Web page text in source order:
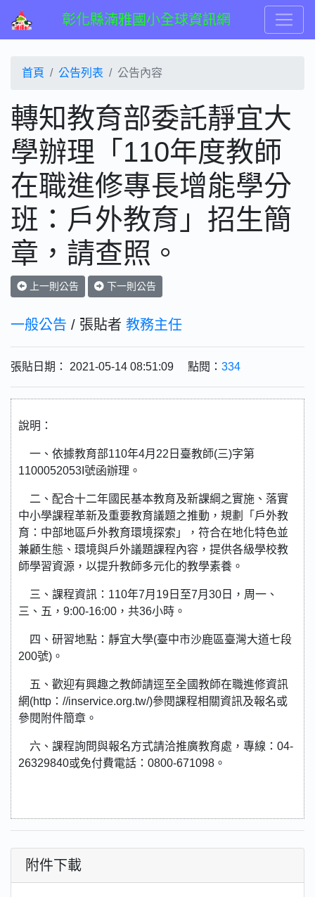
彰化縣湳雅國小全球資訊網
首頁 公告列表 公告內容
轉知教育部委託靜宜大
學辦理「110年度教師
在職進修專長增能學分
班：戶外教育」招生簡
章，請查照。
上一則公告 下一則公告
一般公告 / 張貼者 教務主任
張貼日期： 2021-05-14 08:51:09 點閱： 334
說明：
一、依據教育部110年4月22日臺教師(三)字第
1100052053I號函辦理。
二、配合十二年國民基本教育及新課綱之實施、落實
中小學課程革新及重要教育議題之推動，規劃「戶外教
育：中部地區戶外教育環境探索」，符合在地化特色並
兼顧生態、環境與戶外議題課程內容，提供各級學校教
師學習資源，以提升教師多元化的教學素養。
三、課程資訊：110年7月19日至7月30日，周一、
三、五，9:00-16:00，共36小時。
四、研習地點：靜宜大學(臺中市沙鹿區臺灣大道七段
200號)。
五、歡迎有興趣之教師請逕至全國教師在職進修資訊
網(http：//inservice.org.tw/)參閱課程相關資訊及報名或
參閱附件簡章。
六、課程詢問與報名方式請洽推廣教育處，專線：04-
26329840或免付費電話：0800-671098。
附件下載